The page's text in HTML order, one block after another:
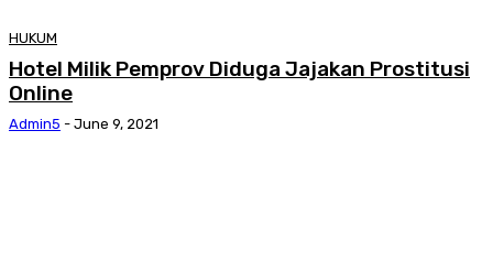
HUKUM
Hotel Milik Pemprov Diduga Jajakan Prostitusi
Online
Admin5 - June 9, 2021